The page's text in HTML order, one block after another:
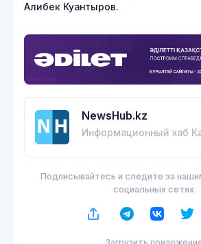
Алибек Куантыров.
NewsHub.kz
Информационный хаб
Подписывайтесь и следите за
социальных сетях
Загрузить